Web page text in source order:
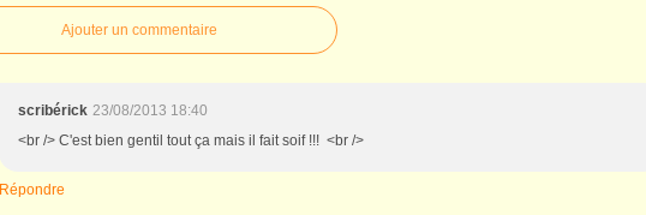
Ajouter un commentaire
scribérick 23/08/2013 18:40
<br /> C'est bien gentil tout ça mais il fait soif !!! <br />
Répondre